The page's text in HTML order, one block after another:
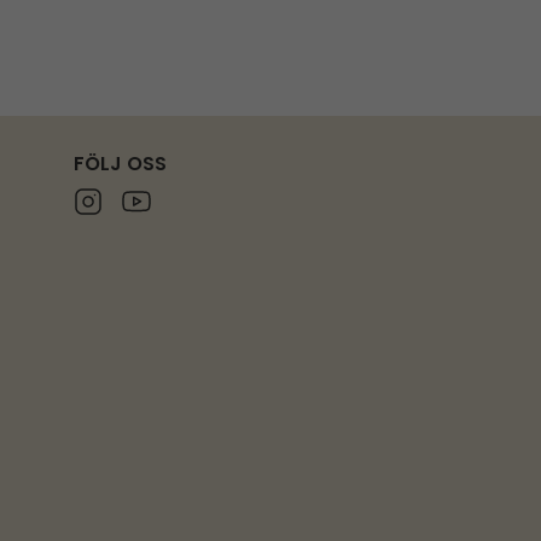
FÖLJ OSS
Instagram
Youtube